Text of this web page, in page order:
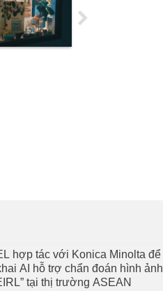
hợp tác với Konica Minolta để
AI hỗ trợ chẩn đoán hình ảnh
tại thị trường ASEAN